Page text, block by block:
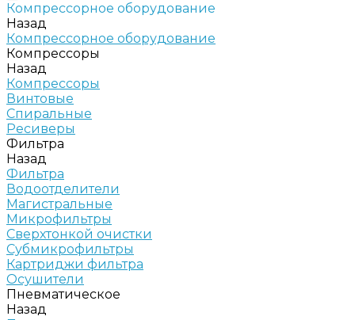
Компрессорное оборудование
Назад
Компрессорное оборудование
Компрессоры
Назад
Компрессоры
Винтовые
Спиральные
Ресиверы
Фильтра
Назад
Фильтра
Водоотделители
Магистральные
Микрофильтры
Сверхтонкой очистки
Субмикрофильтры
Картриджи фильтра
Осушители
Пневматическое
Назад